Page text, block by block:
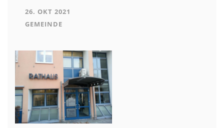
26. OKT 2021
GEMEINDE